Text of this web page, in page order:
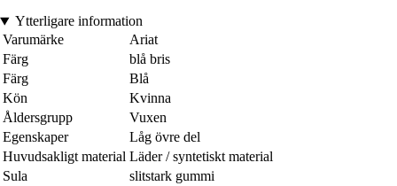
Ytterligare information
Varumärke
Ariat
Färg
blå bris
Färg
Blå
Kön
Kvinna
Åldersgrupp
Vuxen
Egenskaper
Låg övre del
Huvudsakligt material Läder / syntetiskt material
Sula
slitstark gummi